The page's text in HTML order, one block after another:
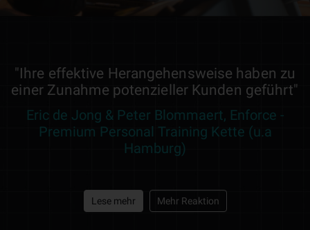
"Ihre effektive Herangehensweise haben zu
einer Zunahme potenzieller Kunden geführt"
Eric de Jong & Peter Blommaert, Enforce -
Premium Personal Training Kette (u.a
Hamburg)
Lese mehr Mehr Reaktion